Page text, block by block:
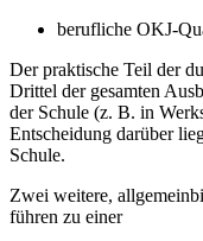
berufliche OKJ-
Der praktische Teil der
Drittel der gesamten
der Schule (z. B. in
Entscheidung darüber
Schule.
Zwei weitere,
führen zu einer